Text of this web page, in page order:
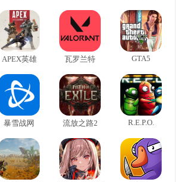
APEX英雄 瓦罗兰特 GTA5
暴雪战网 流放之路2 R.E.P.O.